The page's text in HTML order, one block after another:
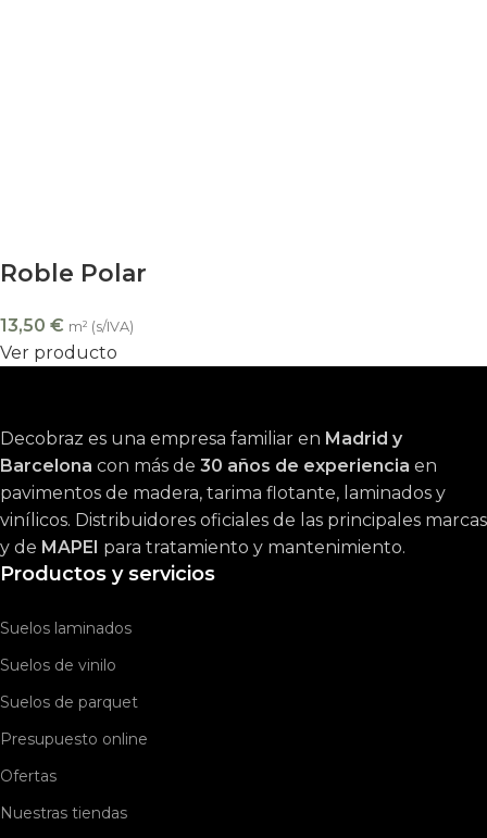
Roble Polar
13,50 € m² (s/IVA)
Ver producto
Decobraz es una empresa familiar en Madrid y
Barcelona con más de 30 años de experiencia en
pavimentos de madera, tarima flotante, laminados y
vinílicos. Distribuidores oficiales de las principales marcas
y de MAPEI para tratamiento y mantenimiento.
Productos y servicios
Suelos laminados
Suelos de vinilo
Suelos de parquet
Presupuesto online
Ofertas
Nuestras tiendas